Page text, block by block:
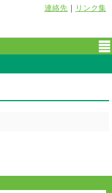
連絡先 ｜ リンク集